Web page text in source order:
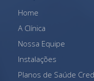
Home
A Clínica
Nossa Equipe
Instalações
Planos de Saúde